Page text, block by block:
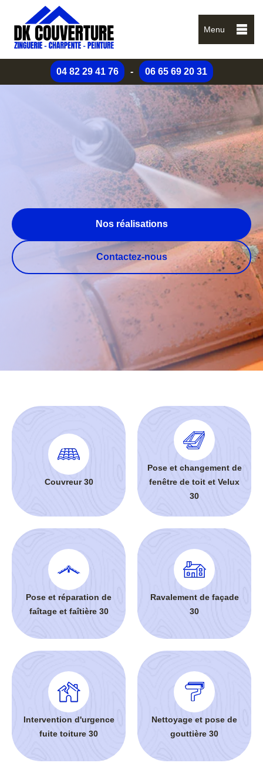
Menu
04 82 29 41 76 - 06 65 69 20 31
Nos réalisations
Contactez-nous
Couvreur 30
Pose et changement de
fenêtre de toit et Velux
30
Pose et réparation de
faîtage et faîtière 30
Ravalement de façade
30
Intervention d'urgence
fuite toiture 30
Nettoyage et pose de
gouttière 30